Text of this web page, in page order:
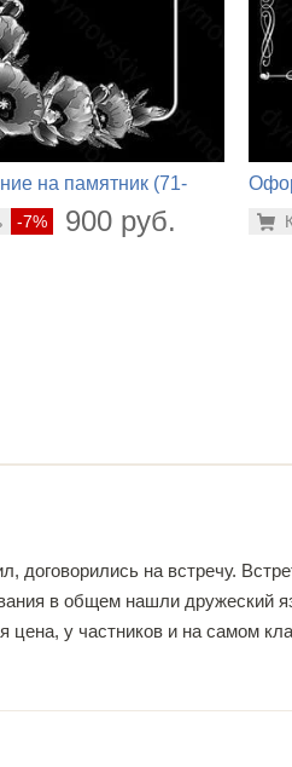
на памятник (71-
-7% 900 руб.
договорились на встречу.
в общем нашли дружеский
цена, у частников и на самом